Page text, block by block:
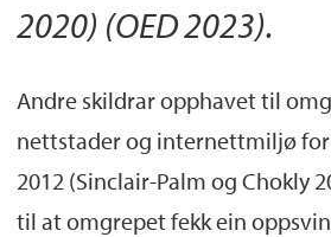
2020) (OED 2023).
Andre skildrar opphavet til
nettstader og internettmiljø
2012 (Sinclair-Palm og Chokly
til at omgrepet fekk ein